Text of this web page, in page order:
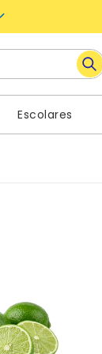
Escolares